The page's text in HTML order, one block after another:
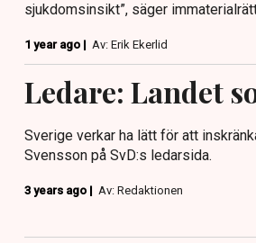
sjukdomsinsikt”, säger
1 year ago | Av: Erik Ekerlid
Ledare: Landet
Sverige verkar ha lätt för att
Svensson på SvD:s ledarsida.
3 years ago | Av: Redaktionen